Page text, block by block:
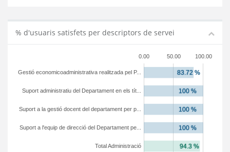
% d'usuaris satisfets per descriptors de servei
0.00 50.00 100.00
Total Administració
Suport a l'equip de direcció del Departament pe...
Suport a la gestió docent del departament per p...
Suport administratiu del Departament en els tít...
Gestió economicoadministrativa realitzada pel P...